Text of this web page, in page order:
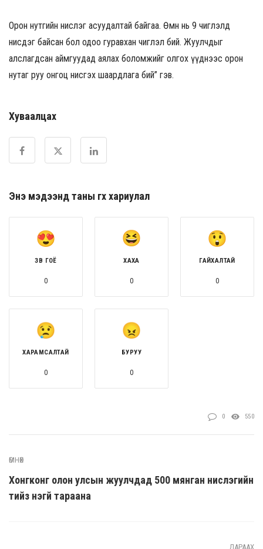
Орон нутгийн нислэг асуудалтай байгаа. Өмнө нь 9 чиглэлд
нисдэг байсан бол одоо гуравхан чиглэл бий. Жуулчдыг
алслагдсан аймгуудад аялах боломжийг олгох үүднээс орон
нутаг руу онгоц нисгэх шаардлага бий” гэв.
Хуваалцах
Энэ мэдээнд таны өгөх хариулал
ЗӨВ ГОЁ
0
ХАХА
0
ГАЙХАЛТАЙ
0
ХАРАМСАЛТАЙ
0
БУРУУ
0
0 550
ӨМНӨХ
Хонгконг олон улсын жуулчдад 500 мянган нислэгийн
тийз үнэгүй тараана
ДАРААХ